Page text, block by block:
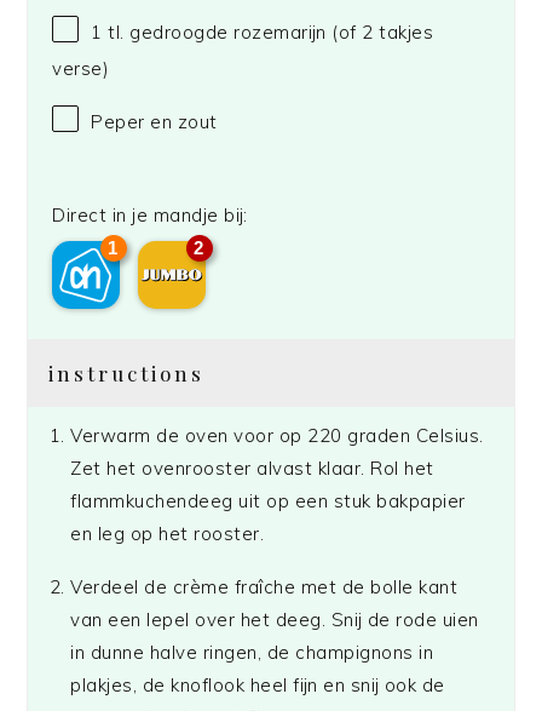
1 tl. gedroogde rozemarijn (of 2 takjes
verse)
Peper en zout
Direct in je mandje bij:
1 2
instructions
Verwarm de oven voor op 220 graden Celsius.
Zet het ovenrooster alvast klaar. Rol het
flammkuchendeeg uit op een stuk bakpapier
en leg op het rooster.
Verdeel de crème fraîche met de bolle kant
van een lepel over het deeg. Snij de rode uien
in dunne halve ringen, de champignons in
plakjes, de knoflook heel fijn en snij ook de